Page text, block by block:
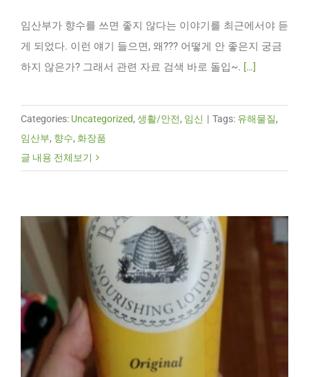
임산부가 향수를 쓰면 좋지 않다는 이야기를 최근에서야 듣
게 되었다. 이런 얘기 들으면, 왜??? 어떻게 안 좋은지 궁금
하지 않은가? 그래서 관련 자료 검색 바로 돌입~. […]
Categories: Uncategorized, 생활/안전, 임신 | Tags: 유해물질,
임산부, 향수, 화장품
글 내용 전체보기